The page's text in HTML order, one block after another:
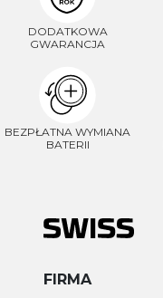
DODATKOWA
GWARANCJA
BEZPŁATNA WYMIANA
BATERII
FIRMA